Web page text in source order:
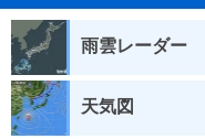
雨雲レーダー
天気図